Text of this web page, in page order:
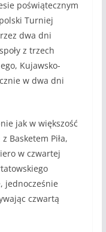
poświątecznym
Turniej
dwa dni
z trzech
Kujawsko-
w dwa dni
jak w większość
Basketem Piła,
w czwartej
jednocześnie
czwartą